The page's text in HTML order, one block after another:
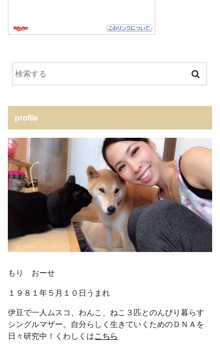
profile
もり おーせ
１９８１年５月１０日うまれ
伊豆で一人ムスコ、わんこ、ねこ３匹とのんびり暮らす
シングルマザー。自分らしく生きていくためのＤＮＡを
日々研究中！くわしくはこちら